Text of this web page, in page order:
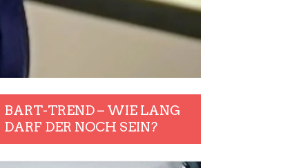
BART-TREND – WIE LANG
DARF DER NOCH SEIN?